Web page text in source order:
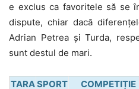
e exclus ca favoritele să se
dispute, chiar dacă
Adrian Petrea și Turda,
sunt destul de mari.
TARASPORT COMPETIȚIE